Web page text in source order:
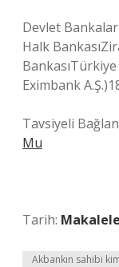
Devlet
Halk
Eximbank
Tavsiyeli
Mu
Tarih:
Akbankın sahibi